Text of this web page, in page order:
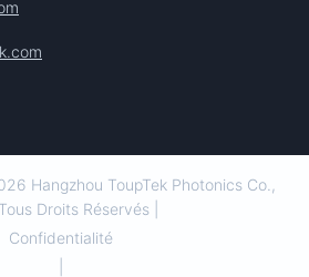
Hangzhou ToupTek Photonics Co.,
Droits Réservés |
Confidentialité